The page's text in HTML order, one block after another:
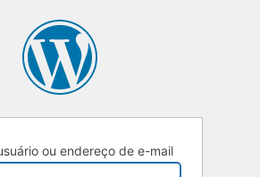
ou endereço de e-mail